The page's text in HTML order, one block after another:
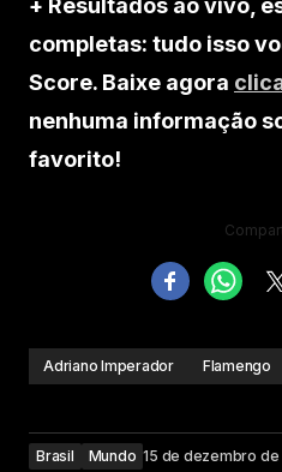
+ Resultados ao vivo,
completas: tudo isso
Score. Baixe agora
nenhuma informação
favorito!
Adriano Imperador Flamengo
Brasil Mundo 15 de dezembro